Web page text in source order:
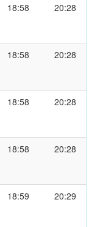
18:58 20:28
18:58 20:28
18:58 20:28
18:58 20:28
18:59 20:29